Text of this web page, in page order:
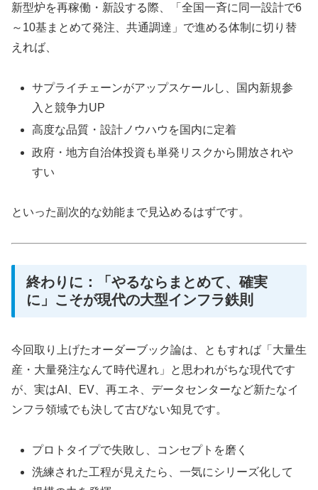
新型炉を再稼働・新設する際、「全国一斉に同一設計で6
～10基まとめて発注、共通調達」で進める体制に切り替
えれば、
サプライチェーンがアップスケールし、国内新規参
入と競争力UP
高度な品質・設計ノウハウを国内に定着
政府・地方自治体投資も単発リスクから開放されや
すい
といった副次的な効能まで見込めるはずです。
終わりに：「やるならまとめて、確実
に」こそが現代の大型インフラ鉄則
今回取り上げたオーダーブック論は、ともすれば「大量生
産・大量発注なんて時代遅れ」と思われがちな現代です
が、実はAI、EV、再エネ、データセンターなど新たなイ
ンフラ領域でも決して古びない知見です。
プロトタイプで失敗し、コンセプトを磨く
洗練された工程が見えたら、一気にシリーズ化して